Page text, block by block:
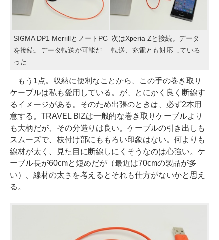
SIGMA DP1 MerrillとノートPC
を接続。データ転送が可能だ
った
次はXperia Zと接続。データ
転送、充電とも対応している
もう1点。収納に便利なことから、この手の巻き取り
ケーブルは私も愛用している。が、とにかく良く断線す
るイメージがある。そのため出張のときは、必ず2本用
意する。TRAVEL BIZは一般的な巻き取りケーブルより
も大柄だが、その分造りは良い。ケーブルの引き出しも
スムーズで、枝付け部にももろい印象はない。何よりも
線材が太く、見た目に断線しにくそうなのは心強い。ケ
ーブル長が60cmと短めだが（最近は70cmの製品が多
い）、線材の太さを考えるとそれも仕方がないかと思え
る。